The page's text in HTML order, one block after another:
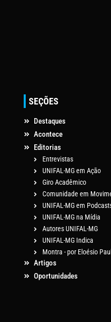
SEÇÕES
Destaques
Acontece
Editorias
Entrevistas
UNIFAL-MG em Ação
Giro Acadêmico
Comunidade em
UNIFAL-MG em
UNIFAL-MG na Mídia
Autores UNIFAL-MG
UNIFAL-MG Indica
Montra - por Eloésio
Artigos
Oportunidades